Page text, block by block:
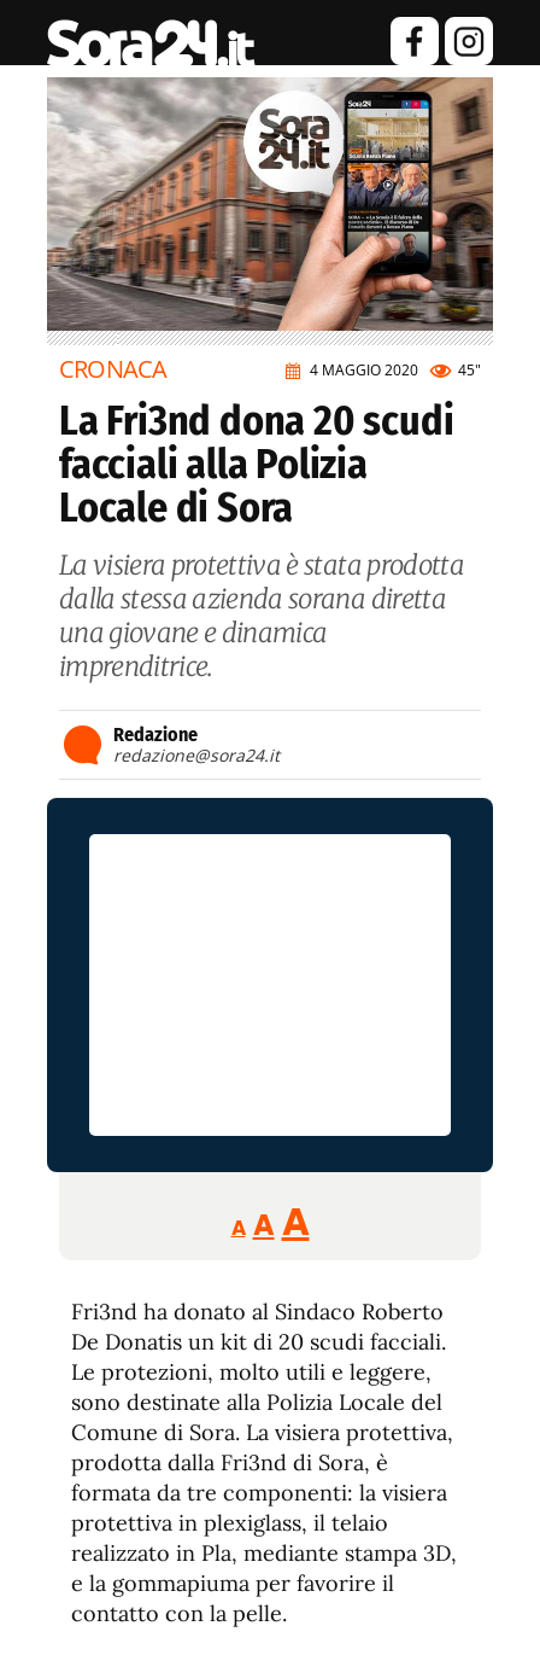
4 MAGGIO 2020 45"
CRONACA
La Fri3nd dona 20 scudi
facciali alla Polizia
Locale di Sora
La visiera protettiva è stata prodotta
dalla stessa azienda sorana diretta
una giovane e dinamica
imprenditrice.
Redazione
redazione@sora24.it
A
Reducir
tamaño
A Restablecer
de
fuente
AAumentar
de
fuente.
Fri3nd ha donato al Sindaco Roberto
De Donatis un kit di 20 scudi facciali.
Le protezioni, molto utili e leggere,
sono destinate alla Polizia Locale del
Comune di Sora. La visiera protettiva,
prodotta dalla Fri3nd di Sora, è
formata da tre componenti: la visiera
protettiva in plexiglass, il telaio
realizzato in Pla, mediante stampa 3D,
e la gommapiuma per favorire il
contatto con la pelle.